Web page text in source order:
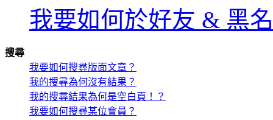
我要如何於好友 & 黑
搜尋
我要如何搜尋版面文章？
我的搜尋為何沒有結果？
我的搜尋結果為何是空白頁！？
我要如何搜尋某位會員？